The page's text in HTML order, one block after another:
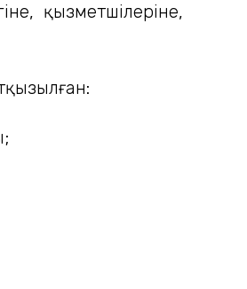
қызметшілеріне,